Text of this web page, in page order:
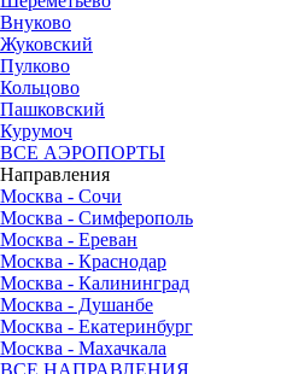
Внуково
Жуковский
Пулково
Кольцово
Пашковский
Курумоч
ВСЕ АЭРОПОРТЫ
Направления
Москва - Сочи
Москва - Симферополь
Москва - Ереван
Москва - Краснодар
Москва - Калининград
Москва - Душанбе
Москва - Екатеринбург
Москва - Махачкала
ВСЕ НАПРАВЛЕНИЯ